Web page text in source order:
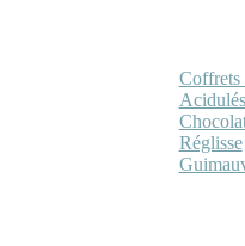
Coffrets
Acidulés
Réglisse